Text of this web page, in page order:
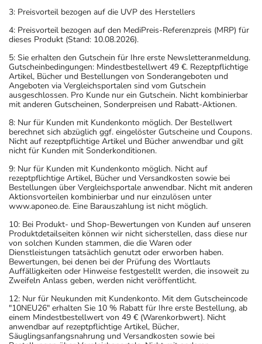
3: Preisvorteil bezogen auf die UVP des Herstellers
4: Preisvorteil bezogen auf den MediPreis-Referenzpreis (MRP) für
dieses Produkt (Stand: 10.08.2026).
5: Sie erhalten den Gutschein für Ihre erste Newsletteranmeldung.
Gutscheinbedingungen: Mindestbestellwert 49 €. Rezeptpflichtige
Artikel, Bücher und Bestellungen von Sonderangeboten und
Angeboten via Vergleichsportalen sind vom Gutschein
ausgeschlossen. Pro Kunde nur ein Gutschein. Nicht kombinierbar
mit anderen Gutscheinen, Sonderpreisen und Rabatt-Aktionen.
8: Nur für Kunden mit Kundenkonto möglich. Der Bestellwert
berechnet sich abzüglich ggf. eingelöster Gutscheine und Coupons.
Nicht auf rezeptpflichtige Artikel und Bücher anwendbar und gilt
nicht für Kunden mit Sonderkonditionen.
9: Nur für Kunden mit Kundenkonto möglich. Nicht auf
rezeptpflichtige Artikel, Bücher und Versandkosten sowie bei
Bestellungen über Vergleichsportale anwendbar. Nicht mit anderen
Aktionsvorteilen kombinierbar und nur einzulösen unter
www.aponeo.de. Eine Barauszahlung ist nicht möglich.
10: Bei Produkt- und Shop-Bewertungen von Kunden auf unseren
Produktdetailseiten können wir nicht sicherstellen, dass diese nur
von solchen Kunden stammen, die die Waren oder
Dienstleistungen tatsächlich genutzt oder erworben haben.
Bewertungen, bei denen bei der Prüfung des Wortlauts
Auffälligkeiten oder Hinweise festgestellt werden, die insoweit zu
Zweifeln Anlass geben, werden nicht veröffentlicht.
12: Nur für Neukunden mit Kundenkonto. Mit dem Gutscheincode
"10NEU26" erhalten Sie 10 % Rabatt für Ihre erste Bestellung, ab
einem Mindestbestellwert von 49 € (Warenkorbwert). Nicht
anwendbar auf rezeptpflichtige Artikel, Bücher,
Säuglingsanfangsnahrung und Versandkosten sowie bei